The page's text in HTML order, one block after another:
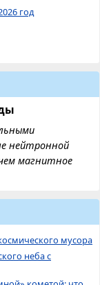
год
нейтронной
магнитное
мусора
неба с